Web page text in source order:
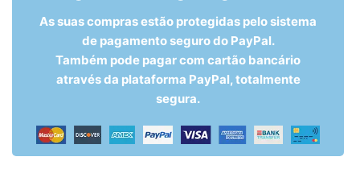
As suas compras estão protegidas pelo sistema
de pagamento seguro do PayPal.
Também pode pagar com cartão bancário
através da plataforma PayPal, totalmente
segura.